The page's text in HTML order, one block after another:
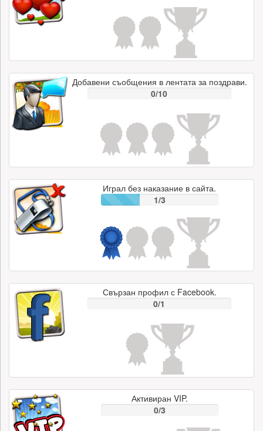
Добавени съобщения в лентата за поздрави.
0/10
Играл без наказание в сайта.
1/3
Свързан профил с Facebook.
0/1
Активиран VIP.
0/3